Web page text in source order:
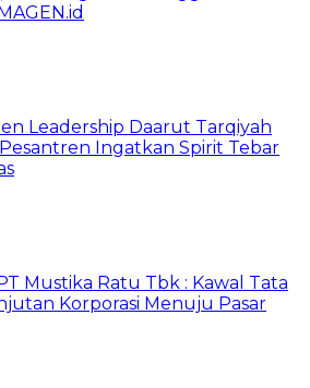
Leadership Daarut Tarqiyah
Ingatkan Spirit Tebar
Mustika Ratu Tbk : Kawal Tata
Korporasi Menuju Pasar